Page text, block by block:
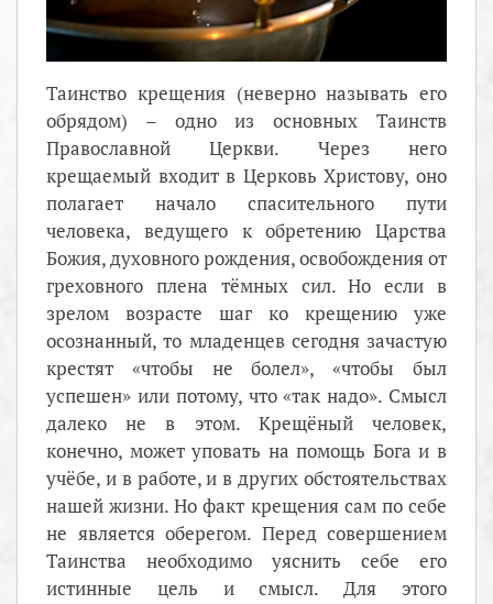
Таинство крещения (неверно называть его
обрядом) – одно из основных Таинств
Православной Церкви. Через него
крещаемый входит в Церковь Христову, оно
полагает начало спасительного пути
человека, ведущего к обретению Царства
Божия, духовного рождения, освобождения от
греховного плена тёмных сил. Но если в
зрелом возрасте шаг ко крещению уже
осознанный, то младенцев сегодня зачастую
крестят «чтобы не болел», «чтобы был
успешен» или потому, что «так надо». Смысл
далеко не в этом. Крещёный человек,
конечно, может уповать на помощь Бога и в
учёбе, и в работе, и в других обстоятельствах
нашей жизни. Но факт крещения сам по себе
не является оберегом. Перед совершением
Таинства необходимо уяснить себе его
истинные цель и смысл. Для этого